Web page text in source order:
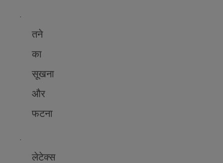
·
तने
का
सूखना
और
फटना
·
लेटेक्स